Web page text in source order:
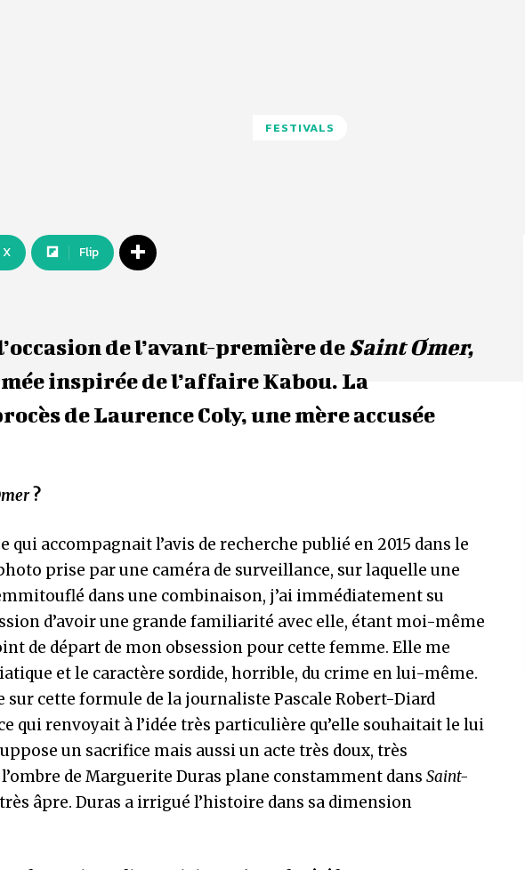
FESTIVALS
X Flip
de l’avant-première de Saint Omer,
inspirée de l’affaire Kabou. La
de Laurence Coly, une mère accusée
?
qui accompagnait l’avis de recherche publié en 2015 dans le
prise par une caméra de surveillance, sur laquelle une
dans une combinaison, j’ai immédiatement su
d’avoir une grande familiarité avec elle, étant moi-même
de départ de mon obsession pour cette femme. Elle me
et le caractère sordide, horrible, du crime en lui-même.
sur cette formule de la journaliste Pascale Robert-Diard
qui renvoyait à l’idée très particulière qu’elle souhaitait le lui
un sacrifice mais aussi un acte très doux, très
de Marguerite Duras plane constamment dans Saint-
âpre. Duras a irrigué l’histoire dans sa dimension